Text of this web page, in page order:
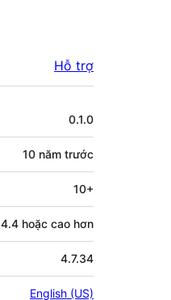
Hỗ trợ
0.1.0
10 năm trước
10+
4.4 hoặc cao hơn
4.7.34
English (US)